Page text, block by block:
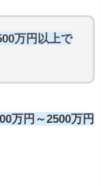
万円以上で
万円～2500万円